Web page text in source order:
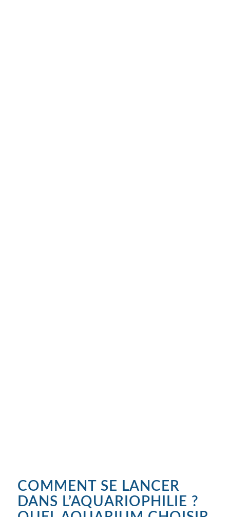
COMMENT SE LANCER
DANS L’AQUARIOPHILIE ?